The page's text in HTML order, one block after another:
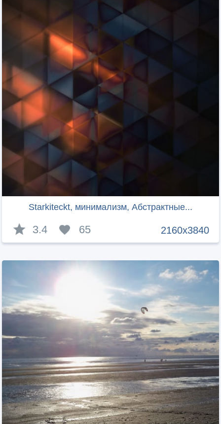
Starkiteckt, минимализм, Абстрактные...
2160x3840
3.4 65